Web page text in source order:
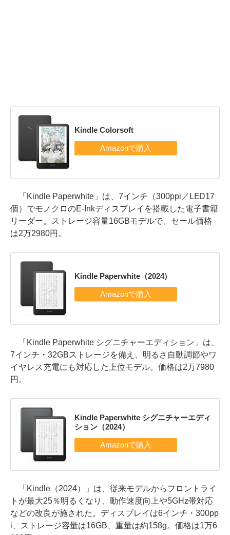
Kindle Colorsoft
「Kindle Paperwhite」は、7インチ（300ppi／LED17
個）でモノクロのE-Inkディスプレイを搭載した電子書籍
リーダー。ストレージ容量16GBモデルで、セール価格
は2万2980円。
Kindle Paperwhite（2024）
「Kindle Paperwhite シグニチャーエディション」は、
7インチ・32GBストレージを備え、明るさ自動調節やワ
イヤレス充電にも対応した上位モデル。価格は2万7980
円。
Kindle Paperwhite シグニチャーエディ
ション（2024）
「Kindle（2024）」は、従来モデルからフロントライ
トが最大25％明るくなり、動作速度向上や5GHz帯対応
などの改良が施された。ディスプレイは6インチ・300pp
i、ストレージ容量は16GB、重量は約158g。価格は1万6